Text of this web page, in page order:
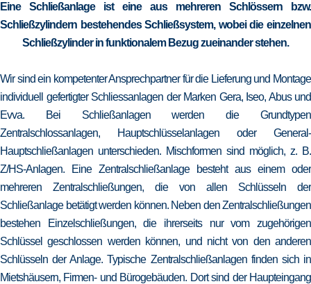
Eine Schließanlage ist eine aus mehreren Schlössern bzw.
Schließzylindern bestehendes Schließsystem, wobei die einzelnen
Schließzylinder in funktionalem Bezug zueinander stehen.
Wir sind ein kompetenter Ansprechpartner für die Lieferung und Montage
individuell gefertigter Schliessanlagen der Marken Gera, Iseo, Abus und
Evva. Bei Schließanlagen werden die Grundtypen
Zentralschlossanlagen, Hauptschlüsselanlagen oder General-
Hauptschließanlagen unterschieden. Mischformen sind möglich, z. B.
Z/HS-Anlagen. Eine Zentralschließanlage besteht aus einem oder
mehreren Zentralschließungen, die von allen Schlüsseln der
Schließanlage betätigt werden können. Neben den Zentralschließungen
bestehen Einzelschließungen, die ihrerseits nur vom zugehörigen
Schlüssel geschlossen werden können, und nicht von den anderen
Schlüsseln der Anlage. Typische Zentralschließanlagen finden sich in
Mietshäusern, Firmen- und Bürogebäuden. Dort sind der Haupteingang